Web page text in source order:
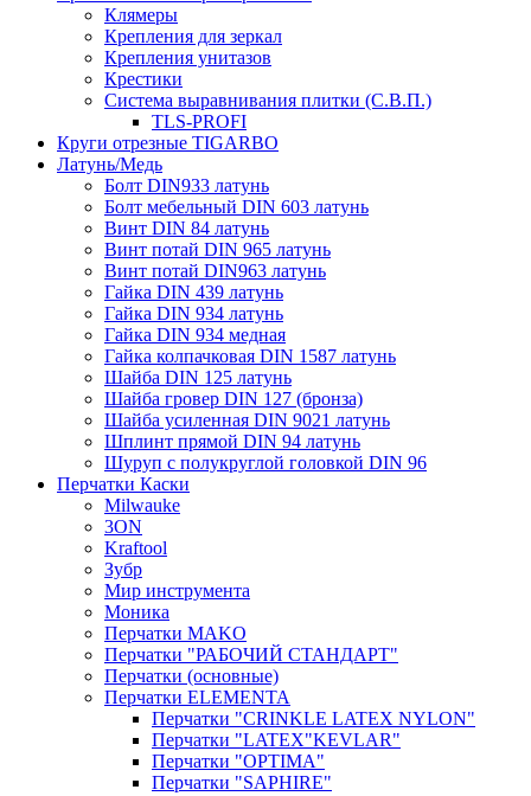
Клямеры
Крепления для зеркал
Крепления унитазов
Крестики
Система выравнивания плитки (С.В.П.)
TLS-PROFI
Круги отрезные TIGARBO
Латунь/Медь
Болт DIN933 латунь
Болт мебельный DIN 603 латунь
Винт DIN 84 латунь
Винт потай DIN 965 латунь
Винт потай DIN963 латунь
Гайка DIN 439 латунь
Гайка DIN 934 латунь
Гайка DIN 934 медная
Гайка колпачковая DIN 1587 латунь
Шайба DIN 125 латунь
Шайба гровер DIN 127 (бронза)
Шайба усиленная DIN 9021 латунь
Шплинт прямой DIN 94 латунь
Шуруп с полукруглой головкой DIN 96
Перчатки Каски
Milwauke
3ON
Kraftool
Зубр
Мир инструмента
Моника
Перчатки MAKO
Перчатки "РАБОЧИЙ СТАНДАРТ"
Перчатки (основные)
Перчатки ELEMENTA
Перчатки "CRINKLE LATEX NYLON"
Перчатки "LATEX"KEVLAR"
Перчатки "OPTIMA"
Перчатки "SAPHIRE"